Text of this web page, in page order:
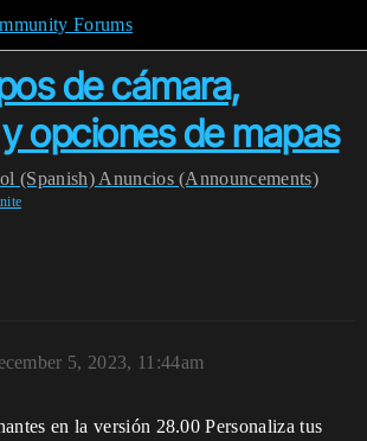
Forums
de cámara,
opciones de mapas
(Spanish) Anuncios (Announcements)
5, 2023, 11:44am
en la versión 28.00 Personaliza tus